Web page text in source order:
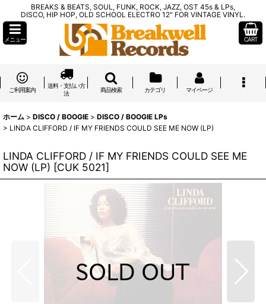
BREAKS & BEATS, SOUL, FUNK, ROCK, JAZZ, OST 45s & LPs,
DISCO, HIP HOP, OLD SCHOOL ELECTRO 12" FOR VINTAGE VINYL.
メニュー CART
ご利用案内
送料・支払い方
法
商品検索 カテゴリ マイページ
ホーム > DISCO / BOOGIE > DISCO / BOOGIE LPs
> LINDA CLIFFORD / IF MY FRIENDS COULD SEE ME NOW (LP)
LINDA CLIFFORD / IF MY FRIENDS COULD SEE ME
NOW (LP) [CUK 5021]